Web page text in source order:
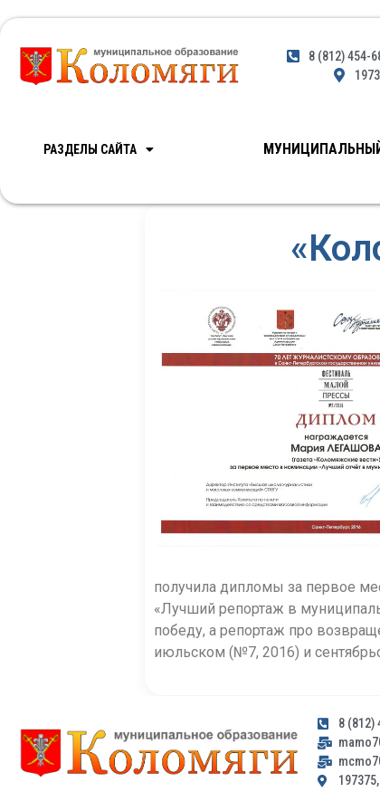
8 (812) 454-
РАЗДЕЛЫ САЙТА
получила дипломы за первое
«Лучший репортаж в
победу, а репортаж про
июльском (№7, 2016) и
8 (812)